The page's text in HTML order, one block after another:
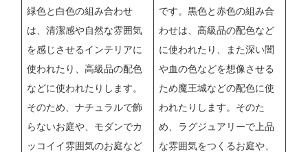
緑色と白色の組み合わせ
は、清潔感や自然な雰囲気
を感じさせるインテリアに
使われたり、高級品の配色
などに使われたりします。
そのため、ナチュラルで飾
らないお庭や、モダンでカ
ッコイイ雰囲気のお庭など
です。黒色と赤色の組み合
わせは、高級品の配色など
に使われたり、また深い闇
や血の色などを想像させる
ため魔王城などの配色に使
われたりします。そのた
め、ラグジュアリーで上品
な雰囲気をつくるお庭や、